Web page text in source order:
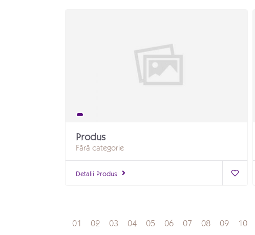
Produs
Fără categorie
Detalii Produs
01 02 03 04 05 06 07 08 09 10